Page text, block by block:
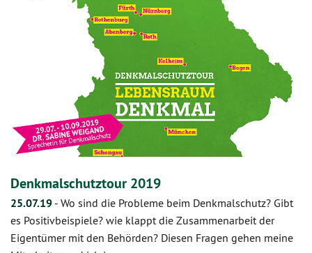
Denkmalschutztour 2019
25.07.19 - Wo sind die Probleme beim Denkmalschutz? Gibt
es Positivbeispiele? wie klappt die Zusammenarbeit der
Eigentümer mit den Behörden? Diesen Fragen gehen meine